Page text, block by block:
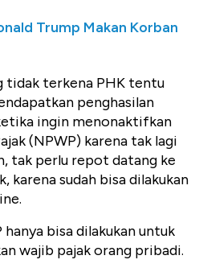
Trump Makan Korban
tidak terkena PHK tentu
penghasilan
ingin menonaktifkan
(NPWP) karena tak lagi
tak perlu repot datang ke
karena sudah bisa dilakukan
bisa dilakukan untuk
wajib pajak orang pribadi.